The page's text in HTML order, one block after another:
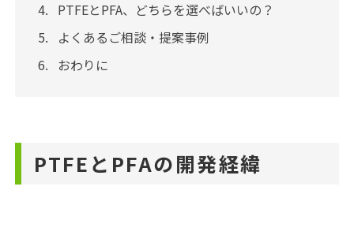
PTFEとPFA、どちらを選べばいいの？
よくあるご相談・提案事例
おわりに
PTFEとPFAの開発経緯